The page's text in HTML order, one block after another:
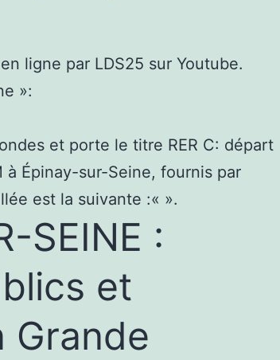
ligne par LDS25 sur Youtube.
»:
et porte le titre RER C: départ
à Épinay-sur-Seine, fournis par
est la suivante :« ».
SEINE :
et
Grande